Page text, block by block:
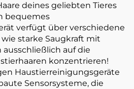
deines geliebten Tieres
bequemes
verfügt über verschiedene
starke Saugkraft mit
auf die
konzentrieren!
Haustierreinigungsgeräte
Sensorsysteme, die